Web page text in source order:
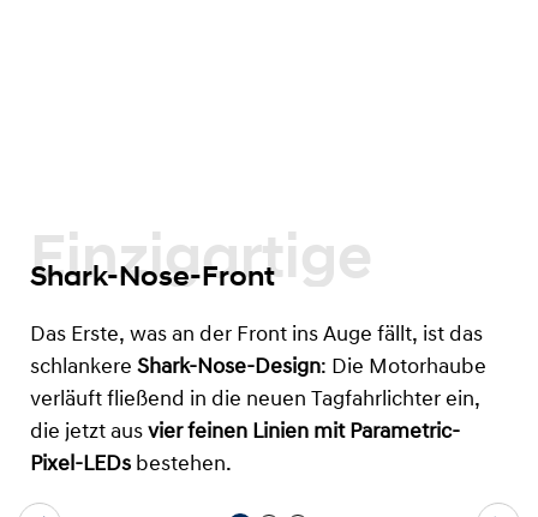
Einzigartige
Shark-Nose-Front
Das Erste, was an der Front ins Auge fällt, ist das
schlankere Shark-Nose-Design: Die Motorhaube
verläuft fließend in die neuen Tagfahrlichter ein,
die jetzt aus vier feinen Linien mit Parametric-
Pixel-LEDs bestehen.